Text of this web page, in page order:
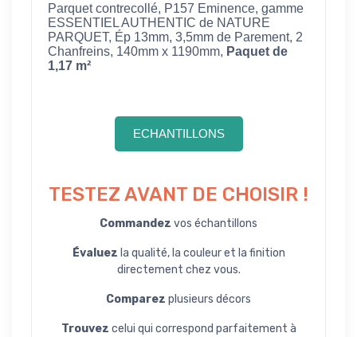
Parquet contrecollé, P157 Eminence, gamme
ESSENTIEL AUTHENTIC de NATURE
PARQUET, Ép 13mm, 3,5mm de Parement, 2
Chanfreins, 140mm x 1190mm, Paquet de
1,17 m²
ECHANTILLONS
TESTEZ AVANT DE CHOISIR !
Commandez vos échantillons
Évaluez la qualité, la couleur et la finition
directement chez vous.
Comparez plusieurs décors
Trouvez celui qui correspond parfaitement à